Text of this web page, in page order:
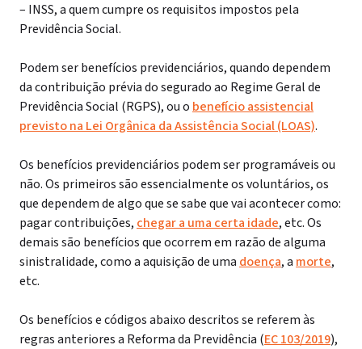
– INSS, a quem cumpre os requisitos impostos pela
Previdência Social.
Podem ser benefícios previdenciários, quando dependem
da contribuição prévia do segurado ao Regime Geral de
Previdência Social (RGPS), ou o benefício assistencial
previsto na Lei Orgânica da Assistência Social (LOAS).
Os benefícios previdenciários podem ser programáveis ou
não. Os primeiros são essencialmente os voluntários, os
que dependem de algo que se sabe que vai acontecer como:
pagar contribuições, chegar a uma certa idade, etc. Os
demais são benefícios que ocorrem em razão de alguma
sinistralidade, como a aquisição de uma doença, a morte,
etc.
Os benefícios e códigos abaixo descritos se referem às
regras anteriores a Reforma da Previdência (EC 103/2019),